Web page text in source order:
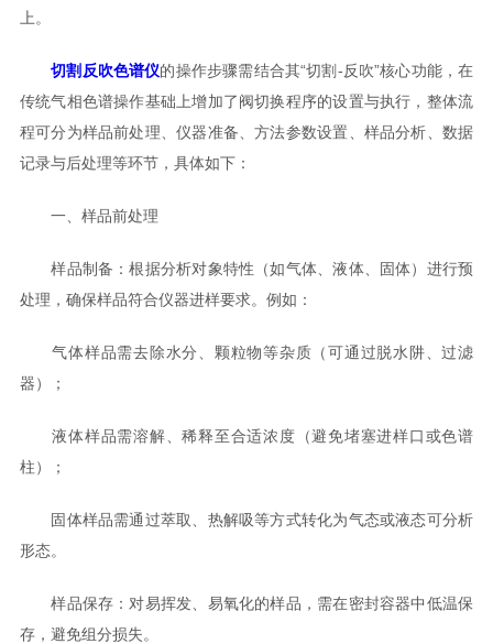
上。
切割反吹色谱仪的操作步骤需结合其“切割-反吹”核心功能，在
传统气相色谱操作基础上增加了阀切换程序的设置与执行，整体流
程可分为样品前处理、仪器准备、方法参数设置、样品分析、数据
记录与后处理等环节，具体如下：
一、样品前处理
样品制备：根据分析对象特性（如气体、液体、固体）进行预
处理，确保样品符合仪器进样要求。例如：
气体样品需去除水分、颗粒物等杂质（可通过脱水阱、过滤
器）；
液体样品需溶解、稀释至合适浓度（避免堵塞进样口或色谱
柱）；
固体样品需通过萃取、热解吸等方式转化为气态或液态可分析
形态。
样品保存：对易挥发、易氧化的样品，需在密封容器中低温保
存，避免组分损失。